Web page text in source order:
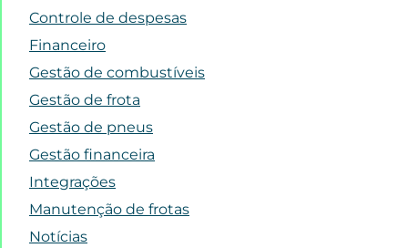
Controle de despesas
Financeiro
Gestão de combustíveis
Gestão de frota
Gestão de pneus
Gestão financeira
Integrações
Manutenção de frotas
Notícias